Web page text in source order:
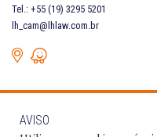
Tel.: +55 (19) 3295 5201
lh_cam@lhlaw.com.br
FALE CONOSCO
AVISO